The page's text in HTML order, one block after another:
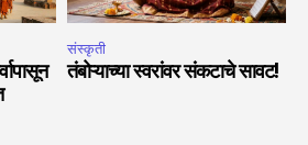
संस्कृती
तंबोऱ्याच्या स्वरांवर संकटाचे सावट!